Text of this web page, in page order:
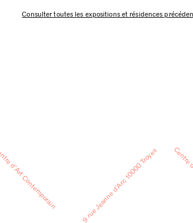
Consulter toutes les expositions et résidences
Centre d’Art Contemporain 9 rue Jeanne d’Arc 10000 Troyes